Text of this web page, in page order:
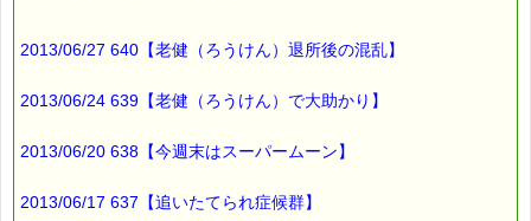
→https://pass-thyme.com/info/#coupon
∞∞∞∞∞∞∞∞∞∞∞∞∞∞∞∞∞∞∞∞∞∞∞∞∞∞∞∞∞∞∞∞∞
このメールはｅパスタイムをご利用（ご注文、お問い合わせ、プ
応募など）していただいたお客様だけにお届けする限定配信メー
割引クーポン券のプレゼントや、耳より情報をいち早くお届け致
します！
2013/06/27 640【老健（ろうけん）退所後の混乱】
2013/06/24 639【老健（ろうけん）で大助かり】
2013/06/20 638【今週末はスーパームーン】
2013/06/17 637【追いたてられ症候群】